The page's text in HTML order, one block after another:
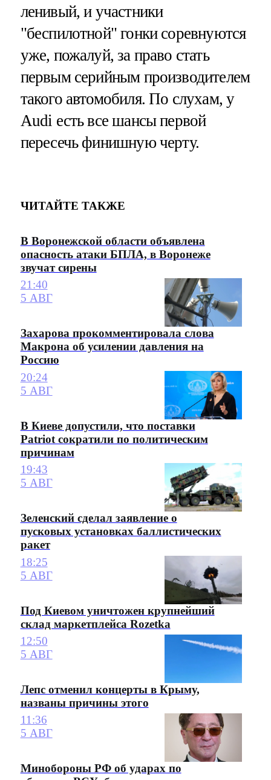
ленивый, и участники
"беспилотной" гонки соревнуются
уже, пожалуй, за право стать
первым серийным производителем
такого автомобиля. По слухам, у
Audi есть все шансы первой
пересечь финишную черту.
ЧИТАЙТЕ ТАКЖЕ
В Воронежской области объявлена
опасность атаки БПЛА, в Воронеже
звучат сирены
21:40
5 АВГ
Захарова прокомментировала слова
Макрона об усилении давления на
Россию
20:24
5 АВГ
В Киеве допустили, что поставки
Patriot сократили по политическим
причинам
19:43
5 АВГ
Зеленский сделал заявление о
пусковых установках баллистических
ракет
18:25
5 АВГ
Под Киевом уничтожен крупнейший
склад маркетплейса Rozetka
12:50
5 АВГ
Лепс отменил концерты в Крыму,
названы причины этого
11:36
5 АВГ
Минобороны РФ об ударах по